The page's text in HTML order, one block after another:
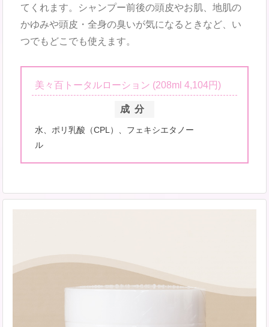
てくれます。シャンプー前後の頭皮やお肌、地肌の
かゆみや頭皮・全身の臭いが気になるときなど、い
つでもどこでも使えます。
美々百トータルローション (208ml 4,104円)
成分
水、ポリ乳酸（CPL）、フェキシエタノー
ル